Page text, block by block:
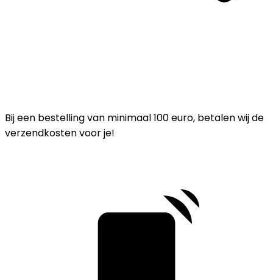
Bij een bestelling van minimaal 100 euro, betalen wij de
verzendkosten voor je!